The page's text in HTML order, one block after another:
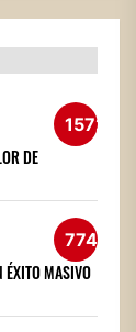
1572
DE
774
ÉXITO MASIVO